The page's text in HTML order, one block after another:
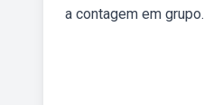
a contagem em grupo.